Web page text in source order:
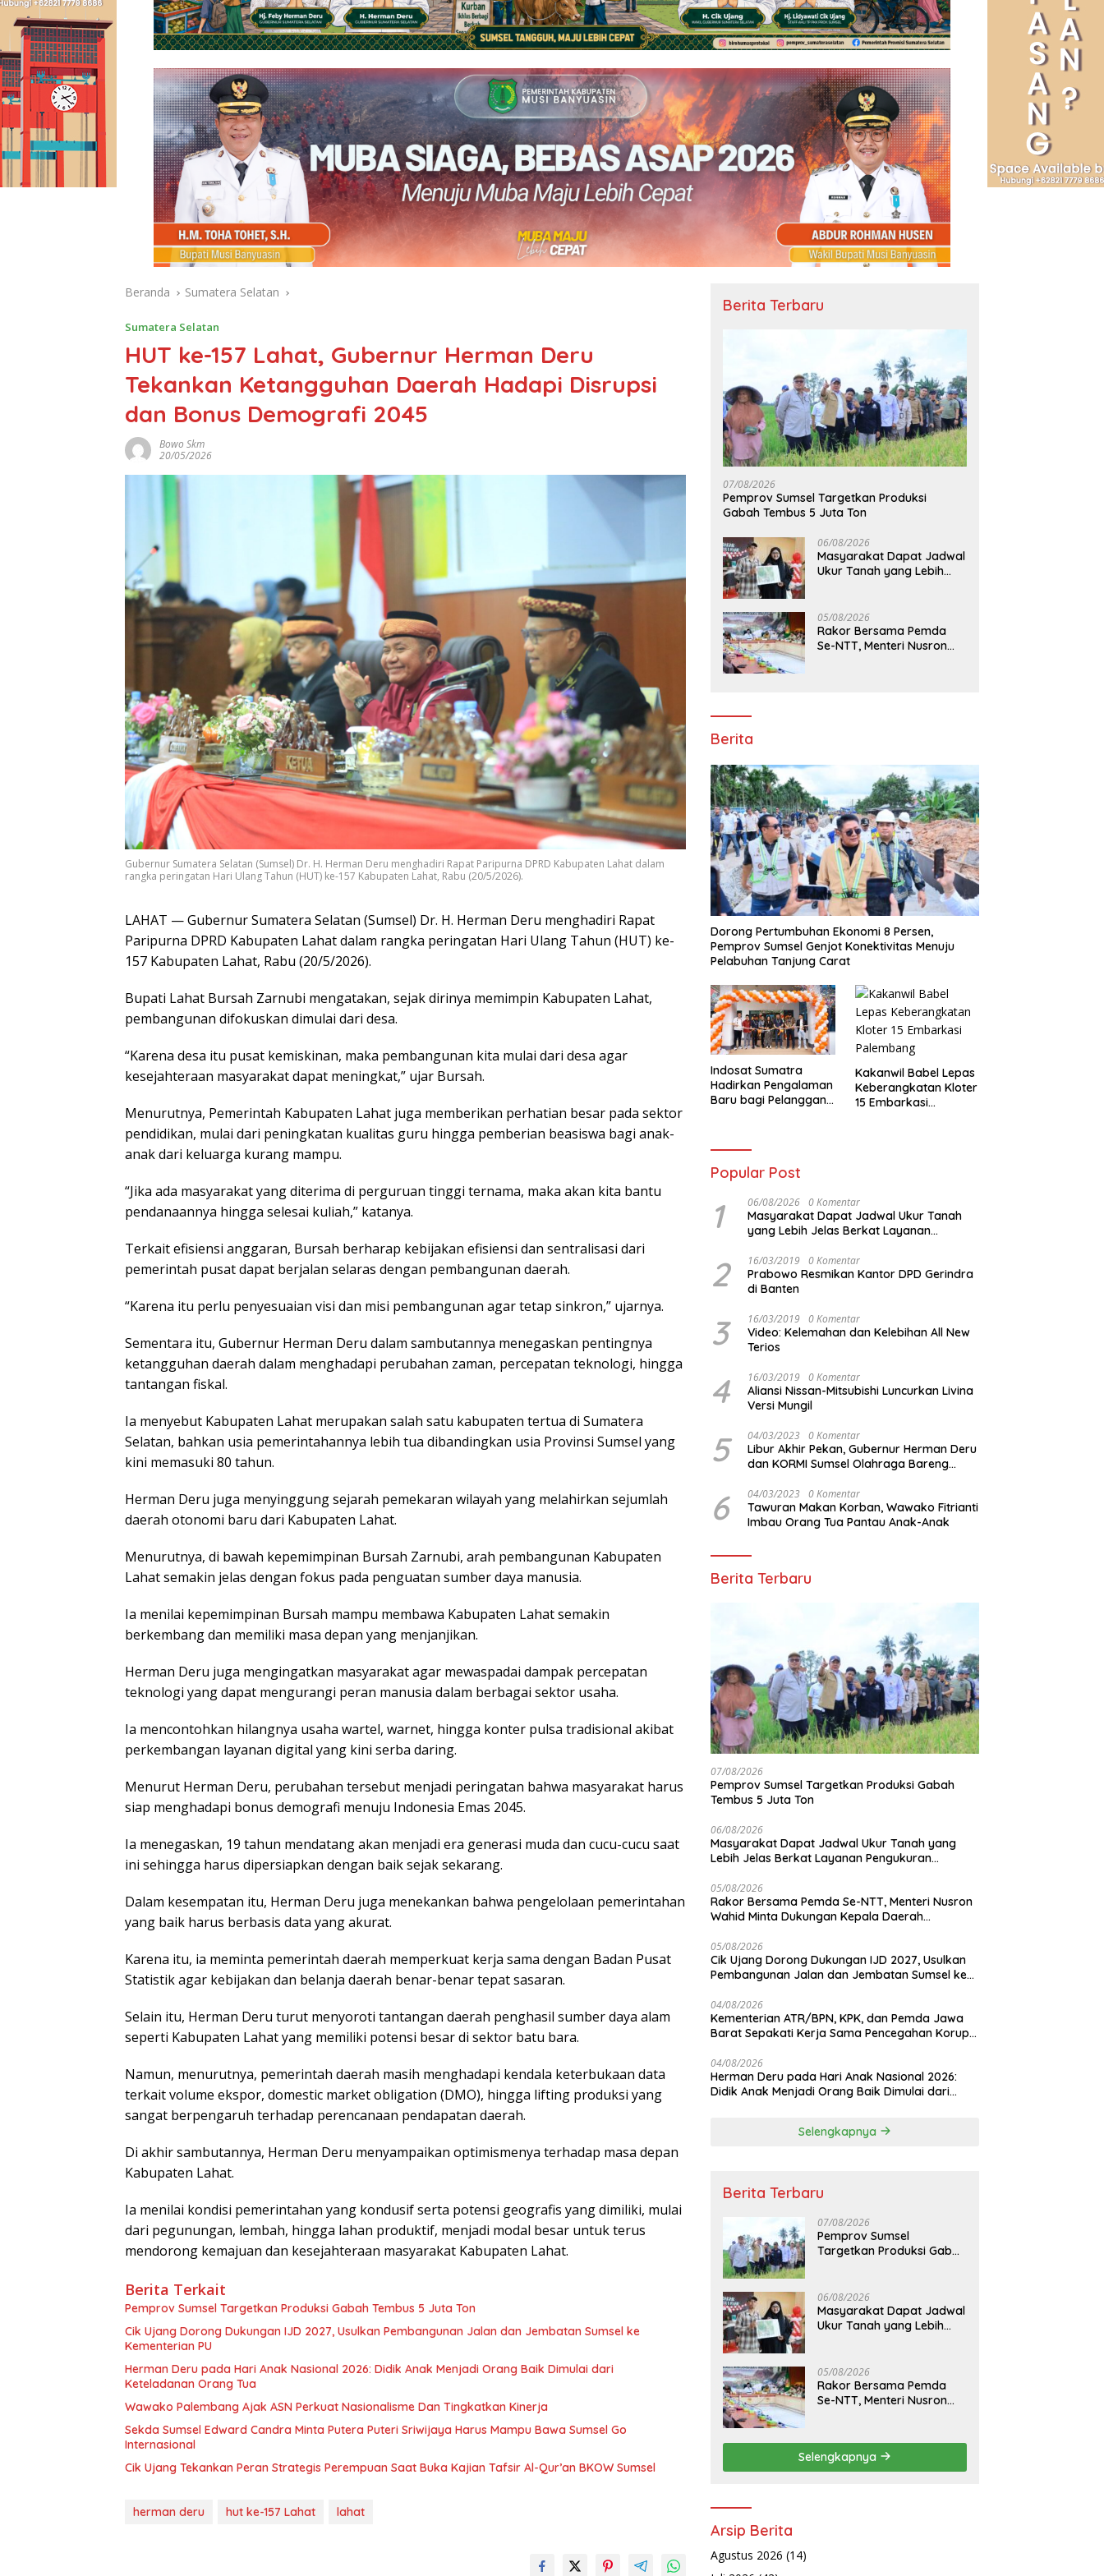
Beranda Sumatera Selatan
Sumatera Selatan
HUT ke-157 Lahat, Gubernur Herman Deru
Tekankan Ketangguhan Daerah Hadapi Disrupsi
dan Bonus Demografi 2045
Bowo Skm
20/05/2026
Gubernur Sumatera Selatan (Sumsel) Dr. H. Herman Deru menghadiri Rapat Paripurna DPRD Kabupaten Lahat dalam
rangka peringatan Hari Ulang Tahun (HUT) ke-157 Kabupaten Lahat, Rabu (20/5/2026).
LAHAT — Gubernur Sumatera Selatan (Sumsel) Dr. H. Herman Deru menghadiri Rapat
Paripurna DPRD Kabupaten Lahat dalam rangka peringatan Hari Ulang Tahun (HUT) ke-
157 Kabupaten Lahat, Rabu (20/5/2026).
Bupati Lahat Bursah Zarnubi mengatakan, sejak dirinya memimpin Kabupaten Lahat,
pembangunan difokuskan dimulai dari desa.
“Karena desa itu pusat kemiskinan, maka pembangunan kita mulai dari desa agar
kesejahteraan masyarakat dapat meningkat,” ujar Bursah.
Menurutnya, Pemerintah Kabupaten Lahat juga memberikan perhatian besar pada sektor
pendidikan, mulai dari peningkatan kualitas guru hingga pemberian beasiswa bagi anak-
anak dari keluarga kurang mampu.
“Jika ada masyarakat yang diterima di perguruan tinggi ternama, maka akan kita bantu
pendanaannya hingga selesai kuliah,” katanya.
Terkait efisiensi anggaran, Bursah berharap kebijakan efisiensi dan sentralisasi dari
pemerintah pusat dapat berjalan selaras dengan pembangunan daerah.
“Karena itu perlu penyesuaian visi dan misi pembangunan agar tetap sinkron,” ujarnya.
Sementara itu, Gubernur Herman Deru dalam sambutannya menegaskan pentingnya
ketangguhan daerah dalam menghadapi perubahan zaman, percepatan teknologi, hingga
tantangan fiskal.
Ia menyebut Kabupaten Lahat merupakan salah satu kabupaten tertua di Sumatera
Selatan, bahkan usia pemerintahannya lebih tua dibandingkan usia Provinsi Sumsel yang
kini memasuki 80 tahun.
Herman Deru juga menyinggung sejarah pemekaran wilayah yang melahirkan sejumlah
daerah otonomi baru dari Kabupaten Lahat.
Menurutnya, di bawah kepemimpinan Bursah Zarnubi, arah pembangunan Kabupaten
Lahat semakin jelas dengan fokus pada penguatan sumber daya manusia.
Ia menilai kepemimpinan Bursah mampu membawa Kabupaten Lahat semakin
berkembang dan memiliki masa depan yang menjanjikan.
Herman Deru juga mengingatkan masyarakat agar mewaspadai dampak percepatan
teknologi yang dapat mengurangi peran manusia dalam berbagai sektor usaha.
Ia mencontohkan hilangnya usaha wartel, warnet, hingga konter pulsa tradisional akibat
perkembangan layanan digital yang kini serba daring.
Menurut Herman Deru, perubahan tersebut menjadi peringatan bahwa masyarakat harus
siap menghadapi bonus demografi menuju Indonesia Emas 2045.
Ia menegaskan, 19 tahun mendatang akan menjadi era generasi muda dan cucu-cucu saat
ini sehingga harus dipersiapkan dengan baik sejak sekarang.
Dalam kesempatan itu, Herman Deru juga menekankan bahwa pengelolaan pemerintahan
yang baik harus berbasis data yang akurat.
Karena itu, ia meminta pemerintah daerah memperkuat kerja sama dengan Badan Pusat
Statistik agar kebijakan dan belanja daerah benar-benar tepat sasaran.
Selain itu, Herman Deru turut menyoroti tantangan daerah penghasil sumber daya alam
seperti Kabupaten Lahat yang memiliki potensi besar di sektor batu bara.
Namun, menurutnya, pemerintah daerah masih menghadapi kendala keterbukaan data
terkait volume ekspor, domestic market obligation (DMO), hingga lifting produksi yang
sangat berpengaruh terhadap perencanaan pendapatan daerah.
Di akhir sambutannya, Herman Deru menyampaikan optimismenya terhadap masa depan
Kabupaten Lahat.
Ia menilai kondisi pemerintahan yang kondusif serta potensi geografis yang dimiliki, mulai
dari pegunungan, lembah, hingga lahan produktif, menjadi modal besar untuk terus
mendorong kemajuan dan kesejahteraan masyarakat Kabupaten Lahat.
Berita Terkait
Pemprov Sumsel Targetkan Produksi Gabah Tembus 5 Juta Ton
Cik Ujang Dorong Dukungan IJD 2027, Usulkan Pembangunan Jalan dan Jembatan Sumsel ke
Kementerian PU
Herman Deru pada Hari Anak Nasional 2026: Didik Anak Menjadi Orang Baik Dimulai dari
Keteladanan Orang Tua
Wawako Palembang Ajak ASN Perkuat Nasionalisme Dan Tingkatkan Kinerja
Sekda Sumsel Edward Candra Minta Putera Puteri Sriwijaya Harus Mampu Bawa Sumsel Go
Internasional
Cik Ujang Tekankan Peran Strategis Perempuan Saat Buka Kajian Tafsir Al-Qur’an BKOW Sumsel
herman deru hut ke-157 Lahat lahat
Berita Terbaru
07/08/2026
Pemprov Sumsel Targetkan Produksi
Gabah Tembus 5 Juta Ton
06/08/2026
Masyarakat Dapat Jadwal
Ukur Tanah yang Lebih
05/08/2026
Rakor Bersama Pemda
Se-NTT, Menteri Nusron
Berita
Dorong Pertumbuhan Ekonomi 8 Persen,
Pemprov Sumsel Genjot Konektivitas Menuju
Pelabuhan Tanjung Carat
Indosat Sumatra
Hadirkan Pengalaman
Baru bagi Pelanggan
Kakanwil Babel Lepas
Keberangkatan Kloter
15 Embarkasi
Popular Post
1 06/08/2026 0 Komentar
Masyarakat Dapat Jadwal Ukur Tanah
yang Lebih Jelas Berkat Layanan
2 16/03/2019 0 Komentar
Prabowo Resmikan Kantor DPD Gerindra
di Banten
3 16/03/2019 0 Komentar
Video: Kelemahan dan Kelebihan All New
Terios
4 16/03/2019 0 Komentar
Aliansi Nissan-Mitsubishi Luncurkan Livina
Versi Mungil
5 04/03/2023 0 Komentar
Libur Akhir Pekan, Gubernur Herman Deru
dan KORMI Sumsel Olahraga Bareng
6 04/03/2023 0 Komentar
Tawuran Makan Korban, Wawako Fitrianti
Imbau Orang Tua Pantau Anak-Anak
Berita Terbaru
07/08/2026
Pemprov Sumsel Targetkan Produksi Gabah
Tembus 5 Juta Ton
06/08/2026
Masyarakat Dapat Jadwal Ukur Tanah yang
Lebih Jelas Berkat Layanan Pengukuran
05/08/2026
Rakor Bersama Pemda Se-NTT, Menteri Nusron
Wahid Minta Dukungan Kepala Daerah
05/08/2026
Cik Ujang Dorong Dukungan IJD 2027, Usulkan
Pembangunan Jalan dan Jembatan Sumsel ke
04/08/2026
Kementerian ATR/BPN, KPK, dan Pemda Jawa
Barat Sepakati Kerja Sama Pencegahan Korupsi
04/08/2026
Herman Deru pada Hari Anak Nasional 2026:
Didik Anak Menjadi Orang Baik Dimulai dari
Selengkapnya
Berita Terbaru
07/08/2026
Pemprov Sumsel
Targetkan Produksi Gabah
06/08/2026
Masyarakat Dapat Jadwal
Ukur Tanah yang Lebih
05/08/2026
Rakor Bersama Pemda
Se-NTT, Menteri Nusron
Transformasi Layanan
Pertanahan
Selengkapnya
Arsip Berita
Agustus 2026 (14)